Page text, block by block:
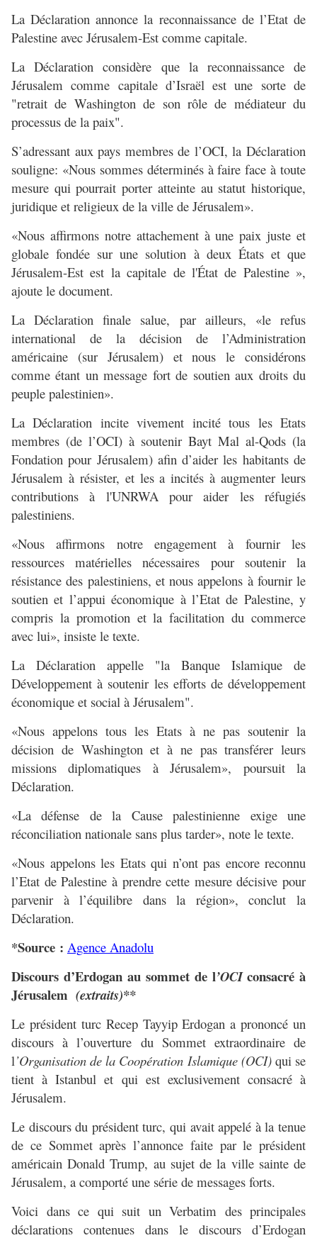
La Déclaration annonce la reconnaissance de l’Etat de
Palestine avec Jérusalem-Est comme capitale.
La Déclaration considère que la reconnaissance de
Jérusalem comme capitale d’Israël est une sorte de
"retrait de Washington de son rôle de médiateur du
processus de la paix".
S’adressant aux pays membres de l’OCI, la Déclaration
souligne: «Nous sommes déterminés à faire face à toute
mesure qui pourrait porter atteinte au statut historique,
juridique et religieux de la ville de Jérusalem».
«Nous affirmons notre attachement à une paix juste et
globale fondée sur une solution à deux États et que
Jérusalem-Est est la capitale de l'État de Palestine »,
ajoute le document.
La Déclaration finale salue, par ailleurs, «le refus
international de la décision de l’Administration
américaine (sur Jérusalem) et nous le considérons
comme étant un message fort de soutien aux droits du
peuple palestinien».
La Déclaration incite vivement incité tous les Etats
membres (de l’OCI) à soutenir Bayt Mal al-Qods (la
Fondation pour Jérusalem) afin d’aider les habitants de
Jérusalem à résister, et les a incités à augmenter leurs
contributions à l'UNRWA pour aider les réfugiés
palestiniens.
«Nous affirmons notre engagement à fournir les
ressources matérielles nécessaires pour soutenir la
résistance des palestiniens, et nous appelons à fournir le
soutien et l’appui économique à l’Etat de Palestine, y
compris la promotion et la facilitation du commerce
avec lui», insiste le texte.
La Déclaration appelle "la Banque Islamique de
Développement à soutenir les efforts de développement
économique et social à Jérusalem".
«Nous appelons tous les Etats à ne pas soutenir la
décision de Washington et à ne pas transférer leurs
missions diplomatiques à Jérusalem», poursuit la
Déclaration.
«La défense de la Cause palestinienne exige une
réconciliation nationale sans plus tarder», note le texte.
«Nous appelons les Etats qui n’ont pas encore reconnu
l’Etat de Palestine à prendre cette mesure décisive pour
parvenir à l’équilibre dans la région», conclut la
Déclaration.
*Source : Agence Anadolu
Discours d’Erdogan au sommet de l’OCIconsacré à
Jérusalem (extraits)**
Le président turc Recep Tayyip Erdogan a prononcé un
discours à l’ouverture du Sommet extraordinaire de
l’Organisation de la Coopération Islamique (OCI)qui se
tient à Istanbul et qui est exclusivement consacré à
Jérusalem.
Le discours du président turc, qui avait appelé à la tenue
de ce Sommet après l’annonce faite par le président
américain Donald Trump, au sujet de la ville sainte de
Jérusalem, a comporté une série de messages forts.
Voici dans ce qui suit un Verbatim des principales
déclarations contenues dans le discours d’Erdogan